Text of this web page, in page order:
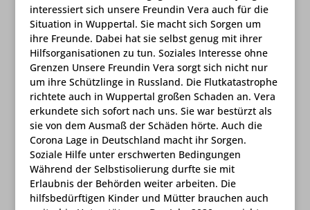
interessiert sich unsere Freundin Vera auch für die
Situation in Wuppertal. Sie macht sich Sorgen um
ihre Freunde. Dabei hat sie selbst genug mit ihrer
Hilfsorganisationen zu tun. Soziales Interesse ohne
Grenzen Unsere Freundin Vera sorgt sich nicht nur
um ihre Schützlinge in Russland. Die Flutkatastrophe
richtete auch in Wuppertal großen Schaden an. Vera
erkundete sich sofort nach uns. Sie war bestürzt als
sie von dem Ausmaß der Schäden hörte. Auch die
Corona Lage in Deutschland macht ihr Sorgen.
Soziale Hilfe unter erschwerten Bedingungen
Während der Selbstisolierung durfte sie mit
Erlaubnis der Behörden weiter arbeiten. Die
hilfsbedürftigen Kinder und Mütter brauchen auch